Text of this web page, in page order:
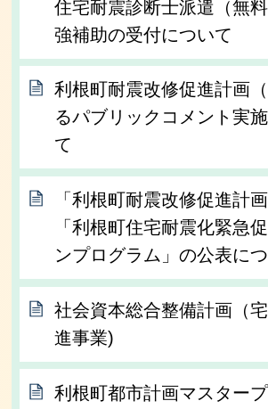
住宅耐震診断士派遣（無
強補助の受付について
利根町耐震改修促進計画
るパブリックコメント実
て
「利根町耐震改修促進計
「利根町住宅耐震化緊急
ンプログラム」の公表に
社会資本総合整備計画（
進事業)
利根町都市計画マスター